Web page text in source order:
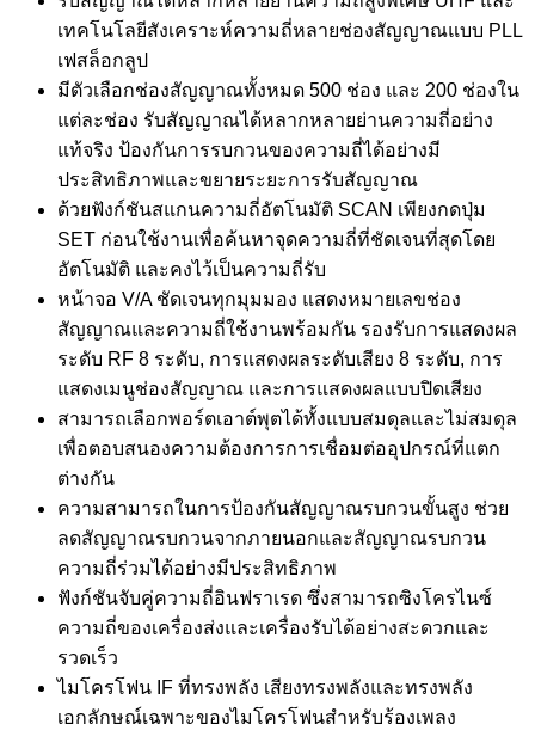
เทคโนโลยีสังเคราะห์ความถี่หลายช่องสัญญาณแบบ PLL
เฟสล็อกลูป
มีตัวเลือกช่องสัญญาณทั้งหมด 500 ช่อง และ 200 ช่องใน
แต่ละช่อง รับสัญญาณได้หลากหลายย่านความถี่อย่าง
แท้จริง ป้องกันการรบกวนของความถี่ได้อย่างมี
ประสิทธิภาพและขยายระยะการรับสัญญาณ
ด้วยฟังก์ชันสแกนความถี่อัตโนมัติ SCAN เพียงกดปุ่ม
SET ก่อนใช้งานเพื่อค้นหาจุดความถี่ที่ชัดเจนที่สุดโดย
อัตโนมัติ และคงไว้เป็นความถี่รับ
หน้าจอ V/A ชัดเจนทุกมุมมอง แสดงหมายเลขช่อง
สัญญาณและความถี่ใช้งานพร้อมกัน รองรับการแสดงผล
ระดับ RF 8 ระดับ, การแสดงผลระดับเสียง 8 ระดับ, การ
แสดงเมนูช่องสัญญาณ และการแสดงผลแบบปิดเสียง
สามารถเลือกพอร์ตเอาต์พุตได้ทั้งแบบสมดุลและไม่สมดุล
เพื่อตอบสนองความต้องการการเชื่อมต่ออุปกรณ์ที่แตก
ต่างกัน
ความสามารถในการป้องกันสัญญาณรบกวนขั้นสูง ช่วย
ลดสัญญาณรบกวนจากภายนอกและสัญญาณรบกวน
ความถี่ร่วมได้อย่างมีประสิทธิภาพ
ฟังก์ชันจับคู่ความถี่อินฟราเรด ซึ่งสามารถซิงโครไนซ์
ความถี่ของเครื่องส่งและเครื่องรับได้อย่างสะดวกและ
รวดเร็ว
ไมโครโฟน IF ที่ทรงพลัง เสียงทรงพลังและทรงพลัง
เอกลักษณ์เฉพาะของไมโครโฟนสำหรับร้องเพลง